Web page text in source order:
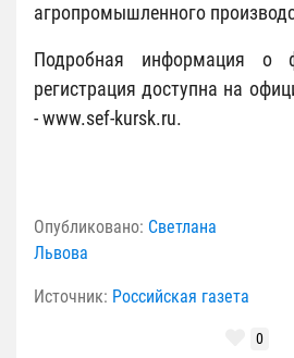
агропромышленного
Подробная информация о
регистрация доступна на
- www.sef-kursk.ru.
Опубликовано: Светлана
Львова
Источник: Российская газета
0